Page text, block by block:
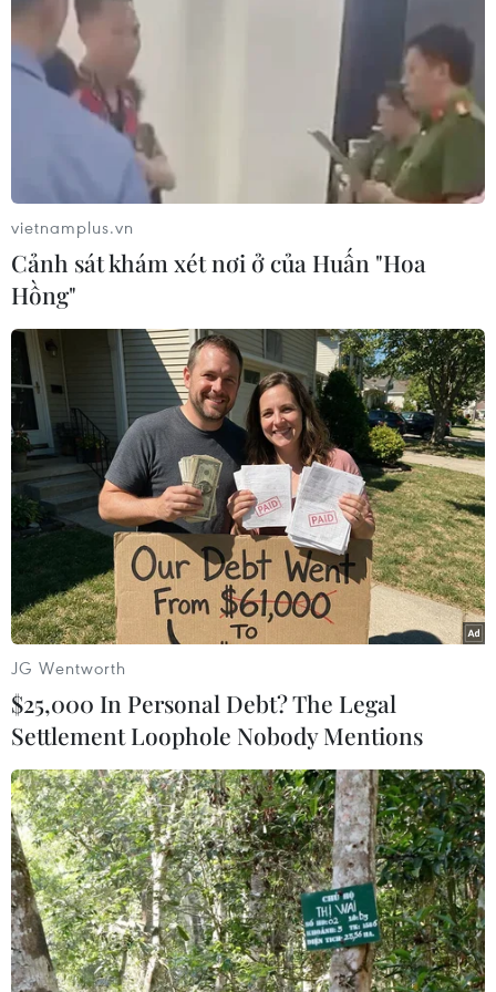
TIN LIÊN QUAN
Truy tố bị can Trương Huy San về tội lợi
dụng các quyền tự do dân chủ
12/02/2025 08:45
Trương Huy San đã tự thu thập tài liệu, soạn thảo và
đăng trên Facebook nhiều bài viết, trong đó có 13 bài
viết có nội dung xâm phạm đến lợi ích của nhà nước,
quyền, lợi ích của tổ chức, cá nhân.
vietnamplus.vn
Cảnh sát khám xét nơi ở của Huấn "Hoa
Hồng"
JG Wentworth
$25,000 In Personal Debt? The Legal
Settlement Loophole Nobody Mentions